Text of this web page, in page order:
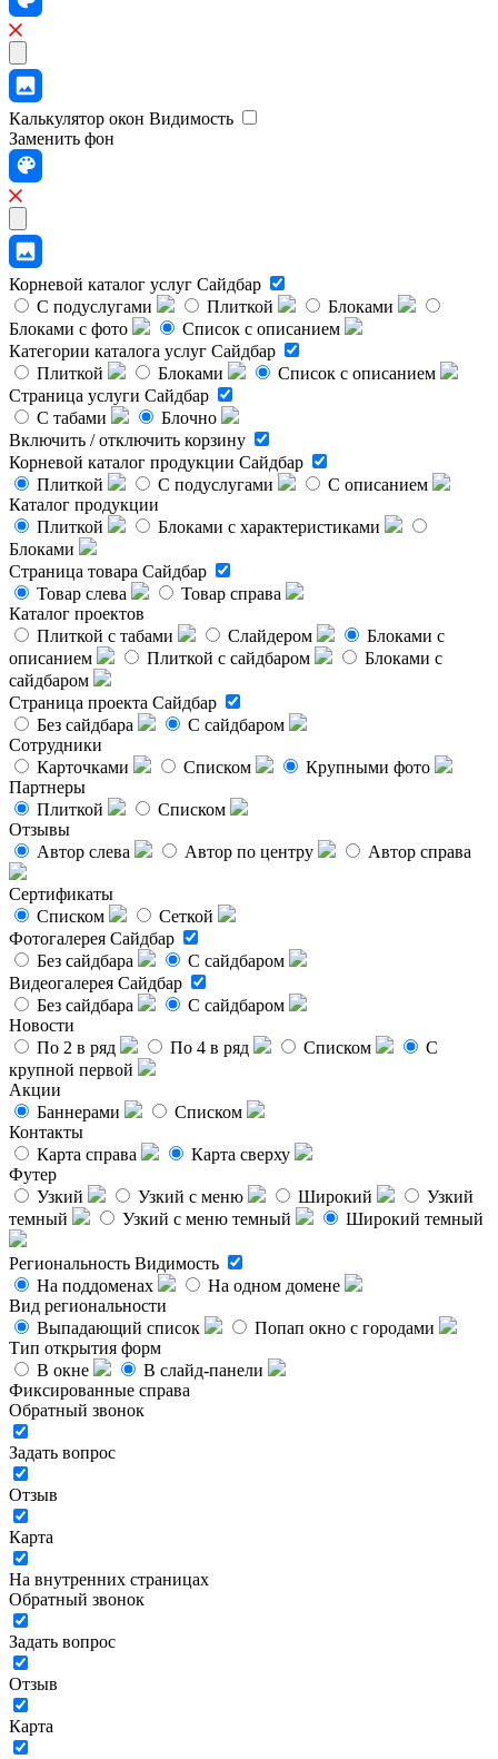
Калькулятор окон Видимость
Заменить фон
Корневой каталог услуг Сайдбар
С подуслугами
Плиткой
Блоками
Блоками с фото
Список с описанием
Категории каталога услуг Сайдбар
Плиткой
Блоками
Список с описанием
Страница услуги Сайдбар
С табами
Блочно
Включить / отключить корзину
Корневой каталог продукции Сайдбар
Плиткой
С подуслугами
С описанием
Каталог продукции
Плиткой
Блоками с характеристиками
Блоками
Страница товара Сайдбар
Товар слева
Товар справа
Каталог проектов
Плиткой с табами
Слайдером
Блоками с
описанием
Плиткой с сайдбаром
Блоками с
сайдбаром
Страница проекта Сайдбар
Без сайдбара
С сайдбаром
Сотрудники
Карточками
Списком
Крупными фото
Партнеры
Плиткой
Списком
Отзывы
Автор слева
Автор по центру Автор справа
Сертификаты
Списком
Сеткой
Фотогалерея Сайдбар
Без сайдбара
С сайдбаром
Видеогалерея Сайдбар
Без сайдбара
С сайдбаром
Новости
По 2 в ряд
По 4 в ряд Списком
С
крупной первой
Акции
Баннерами
Списком
Контакты
Карта справа
Карта сверху
Футер
Узкий
Узкий с меню Широкий
Узкий
темный
Узкий с меню темный Широкий темный
Региональность Видимость
На поддоменах
На одном домене
Вид региональности
Выпадающий список
Попап окно с городами
Тип открытия форм
В окне
В слайд-панели
Фиксированные справа
Обратный звонок
Задать вопрос
Отзыв
Карта
На внутренних страницах
Обратный звонок
Задать вопрос
Отзыв
Карта